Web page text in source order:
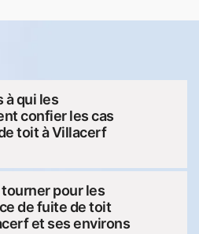
à qui les
confier les cas
toit à Villacerf
pour les
de fuite de toit
et ses environs